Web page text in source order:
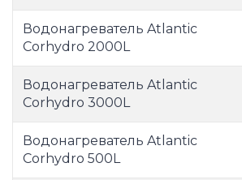
Водонагреватель Atlantic
Corhydro 2000L
Водонагреватель Atlantic
Corhydro 3000L
Водонагреватель Atlantic
Corhydro 500L